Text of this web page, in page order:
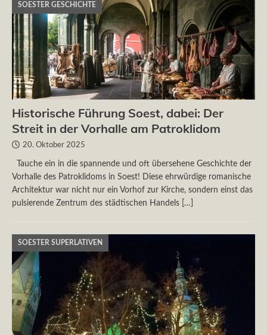
SOESTER GESCHICHTE
Historische Führung Soest, dabei: Der
Streit in der Vorhalle am Patroklidom
20. Oktober 2025
Tauche ein in die spannende und oft übersehene Geschichte der
Vorhalle des Patroklidoms in Soest! Diese ehrwürdige romanische
Architektur war nicht nur ein Vorhof zur Kirche, sondern einst das
pulsierende Zentrum des städtischen Handels
[…]
SOESTER SUPERLATIVEN